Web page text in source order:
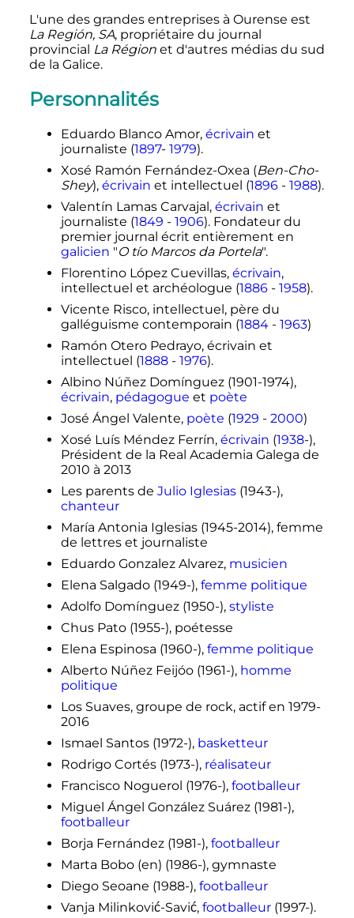
L'une des grandes entreprises à Ourense est
La Región, SA, propriétaire du journal
provincial La Régionet d'autres médias du sud
de la Galice.
Personnalités
Eduardo Blanco Amor, écrivain et
journaliste (1897- 1979).
Xosé Ramón Fernández-Oxea (Ben-Cho-
Shey), écrivain et intellectuel (1896- 1988).
Valentín Lamas Carvajal, écrivain et
journaliste (1849 - 1906). Fondateur du
premier journal écrit entièrement en
galicien "O tío Marcos da Portela".
Florentino López Cuevillas, écrivain,
intellectuel et archéologue (1886- 1958).
Vicente Risco, intellectuel, père du
galléguisme contemporain (1884- 1963)
Ramón Otero Pedrayo, écrivain et
intellectuel (1888- 1976).
Albino Núñez Domínguez (1901-1974),
écrivain, pédagogue et poète
José Ángel Valente, poète (1929 - 2000)
Xosé Luís Méndez Ferrín, écrivain (1938-),
Président de la Real Academia Galega de
2010 à 2013
Les parents de Julio Iglesias(1943-),
chanteur
María Antonia Iglesias (1945-2014), femme
de lettres et journaliste
Eduardo Gonzalez Alvarez, musicien
Elena Salgado (1949-), femme politique
Adolfo Domínguez (1950-), styliste
Chus Pato (1955-), poétesse
Elena Espinosa (1960-), femme politique
Alberto Núñez Feijóo (1961-), homme
politique
Los Suaves, groupe de rock, actif en 1979-
2016
Ismael Santos (1972-), basketteur
Rodrigo Cortés (1973-), réalisateur
Francisco Noguerol (1976-), footballeur
Miguel Ángel González Suárez (1981-),
footballeur
Borja Fernández (1981-), footballeur
Marta Bobo (en) (1986-), gymnaste
Diego Seoane (1988-), footballeur
Vanja Milinković-Savić, footballeur(1997-).